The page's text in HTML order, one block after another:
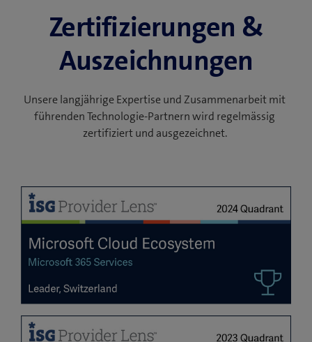
Zertifizierungen &
Auszeichnungen
Unsere langjährige Expertise und Zusammenarbeit mit
führenden Technologie-Partnern wird regelmässig
zertifiziert und ausgezeichnet.